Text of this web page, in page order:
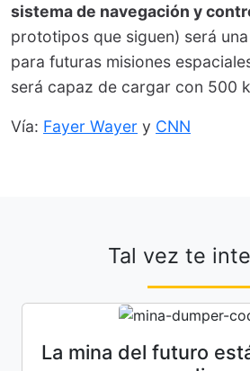
sistema de navegación y
prototipos que siguen) será
para futuras misiones
será capaz de cargar con 500
Vía: Fayer Wayer y CNN
Tal vez te
La mina del futuro